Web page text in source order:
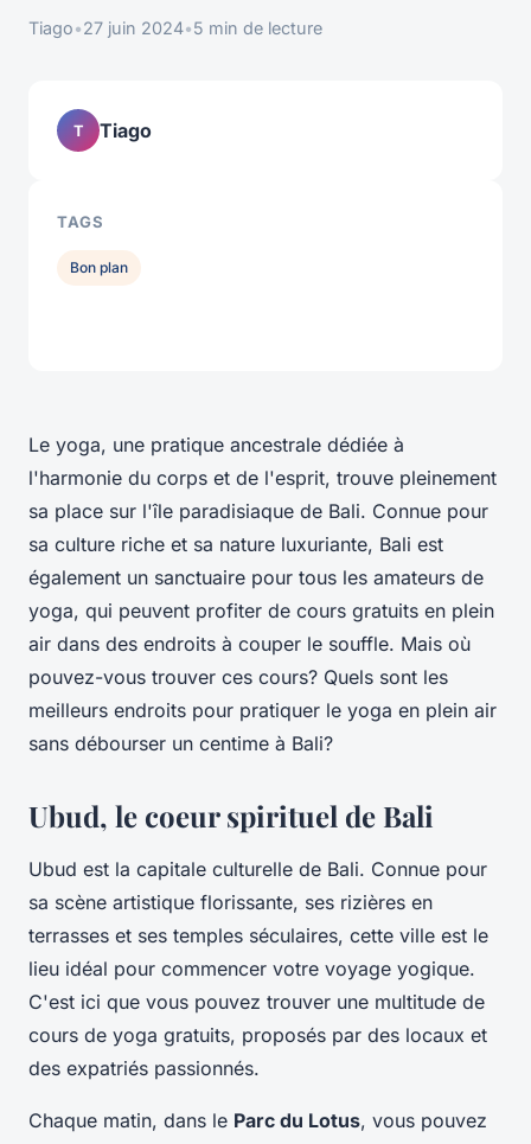
Tiago•27 juin 2024•5 min de lecture
Le yoga, une pratique ancestrale dédiée à
l'harmonie du corps et de l'esprit, trouve pleinement
sa place sur l'île paradisiaque de Bali. Connue pour
sa culture riche et sa nature luxuriante, Bali est
également un sanctuaire pour tous les amateurs de
yoga, qui peuvent profiter de cours gratuits en plein
air dans des endroits à couper le souffle. Mais où
pouvez-vous trouver ces cours? Quels sont les
meilleurs endroits pour pratiquer le yoga en plein air
sans débourser un centime à Bali?
Ubud, le coeur spirituel de Bali
Ubud est la capitale culturelle de Bali. Connue pour
sa scène artistique florissante, ses rizières en
terrasses et ses temples séculaires, cette ville est le
lieu idéal pour commencer votre voyage yogique.
C'est ici que vous pouvez trouver une multitude de
cours de yoga gratuits, proposés par des locaux et
des expatriés passionnés.
Chaque matin, dans le Parc du Lotus, vous pouvez
T Tiago
TAGS
Bon plan